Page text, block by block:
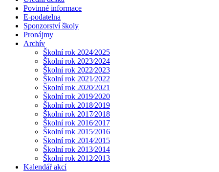
Povinné informace
E-podatelna
Sponzorství školy
Pronájmy
Archív
Školní rok 2024⁄2025
Školní rok 2023⁄2024
Školní rok 2022⁄2023
Školní rok 2021⁄2022
Školní rok 2020⁄2021
Školní rok 2019⁄2020
Školní rok 2018⁄2019
Školní rok 2017⁄2018
Školní rok 2016⁄2017
Školní rok 2015⁄2016
Školní rok 2014⁄2015
Školní rok 2013⁄2014
Školní rok 2012⁄2013
Kalendář akcí